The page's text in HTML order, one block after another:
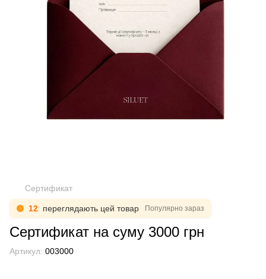
Сертификат
12 переглядають цей товар Популярно зараз
Сертификат на суму 3000 грн
Артикул: 003000